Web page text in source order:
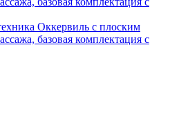
Оккервиль с плоским
базовая комплектация с